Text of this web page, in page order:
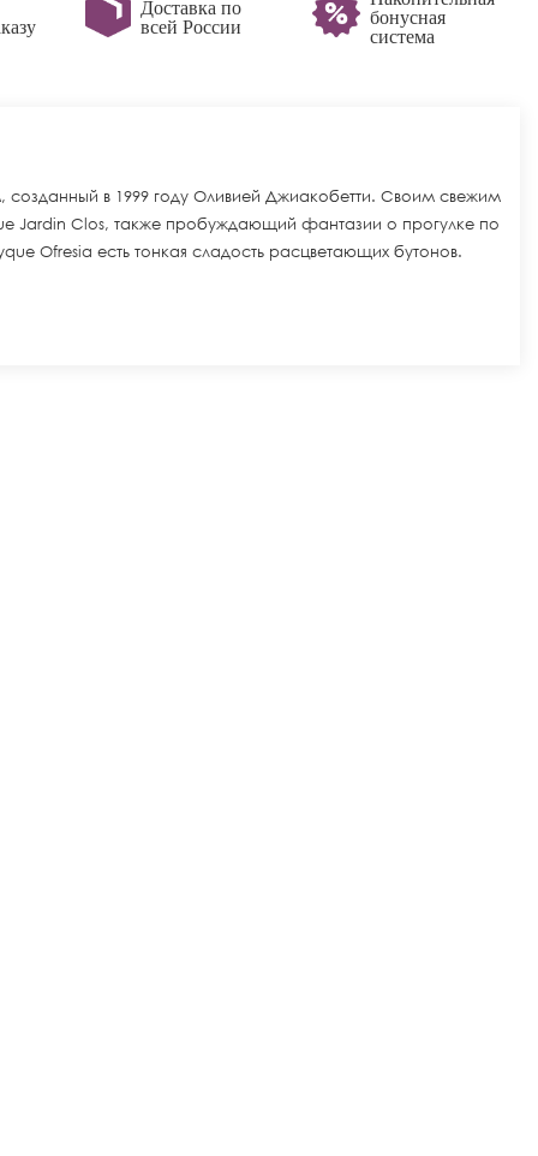
Доставка по
всей России
бонусная
система
в 1999 году Оливией Джиакобетти. Своим свежим
Jardin Clos, также пробуждающий фантазии о прогулке по
Ofresia есть тонкая сладость расцветающих бутонов.